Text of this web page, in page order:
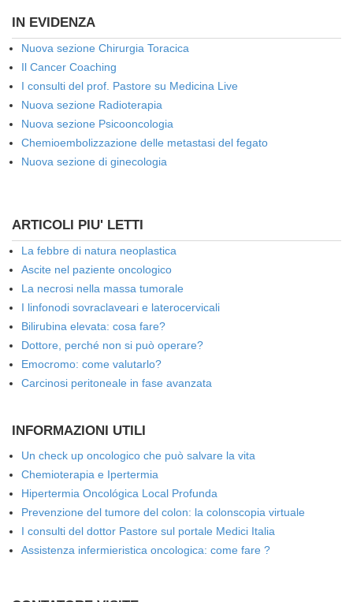
IN EVIDENZA
Nuova sezione Chirurgia Toracica
Il Cancer Coaching
I consulti del prof. Pastore su Medicina Live
Nuova sezione Radioterapia
Nuova sezione Psicooncologia
Chemioembolizzazione delle metastasi del fegato
Nuova sezione di ginecologia
ARTICOLI PIU' LETTI
La febbre di natura neoplastica
Ascite nel paziente oncologico
La necrosi nella massa tumorale
I linfonodi sovraclaveari e laterocervicali
Bilirubina elevata: cosa fare?
Dottore, perché non si può operare?
Emocromo: come valutarlo?
Carcinosi peritoneale in fase avanzata
INFORMAZIONI UTILI
Un check up oncologico che può salvare la vita
Chemioterapia e Ipertermia
Hipertermia Oncológica Local Profunda
Prevenzione del tumore del colon: la colonscopia virtuale
I consulti del dottor Pastore sul portale Medici Italia
Assistenza infermieristica oncologica: come fare ?